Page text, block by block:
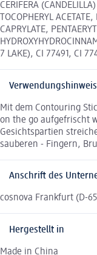
CERIFERA
TOCOPHERYL
CAPRYLATE,
7 LAKE), CI 77491, CI
Mit dem Contouring
on the go aufgefrischt
Gesichtspartien
sauberen - Fingern,
Anschrift des
cosnova Frankfurt (D-
Hergestellt in
Made in China